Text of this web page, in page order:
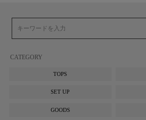
CATEGORY
TOPS
SET UP
GOODS